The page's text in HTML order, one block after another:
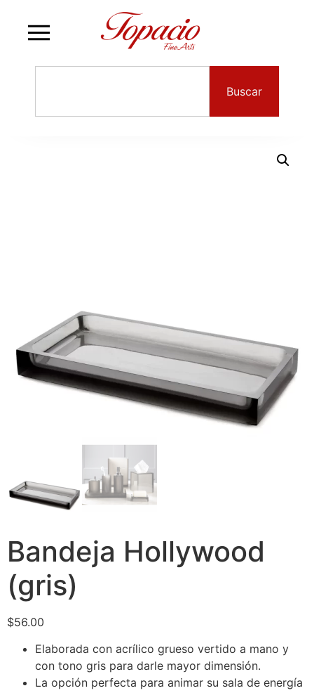
Buscar
Bandeja Hollywood
(gris)
$56.00
Elaborada con acrílico grueso vertido a mano y
con tono gris para darle mayor dimensión.
La opción perfecta para animar su sala de energía